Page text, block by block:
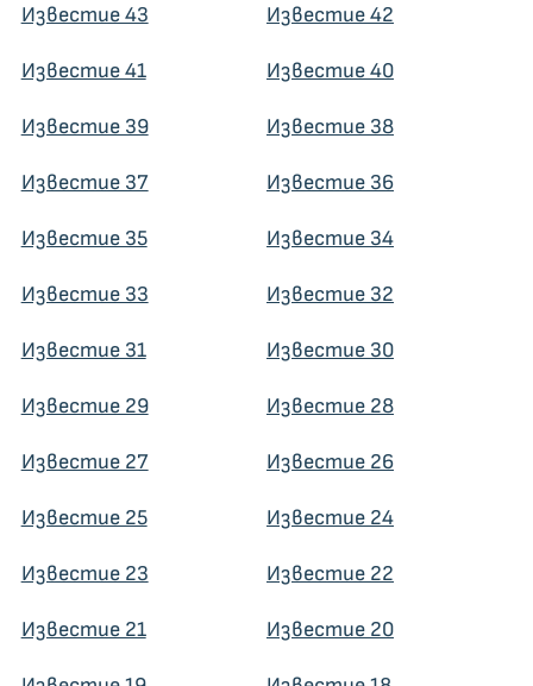
Известие 43 Известие 42
Известие 41 Известие 40
Известие 39 Известие 38
Известие 37 Известие 36
Известие 35 Известие 34
Известие 33 Известие 32
Известие 31 Известие 30
Известие 29 Известие 28
Известие 27 Известие 26
Известие 25 Известие 24
Известие 23 Известие 22
Известие 21 Известие 20